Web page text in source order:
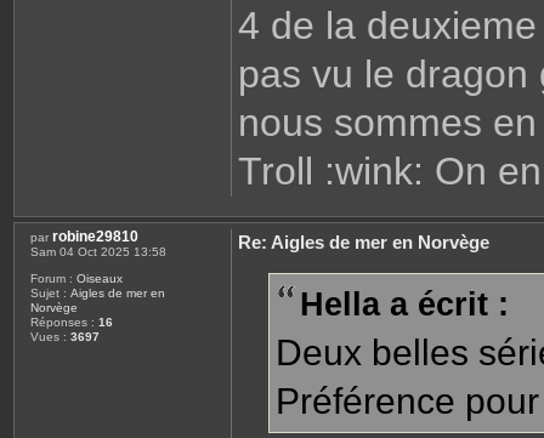
4 de la
pas vu le
nous sommes
Troll :wink: On
par robine29810
Sam 04 Oct 2025 13:58
Forum : Oiseaux
Sujet : Aigles de mer en
Norvège
Réponses : 16
Vues : 3697
Re: Aigles de mer en Norvège
Hella a écrit :
Deux belles
Préférence